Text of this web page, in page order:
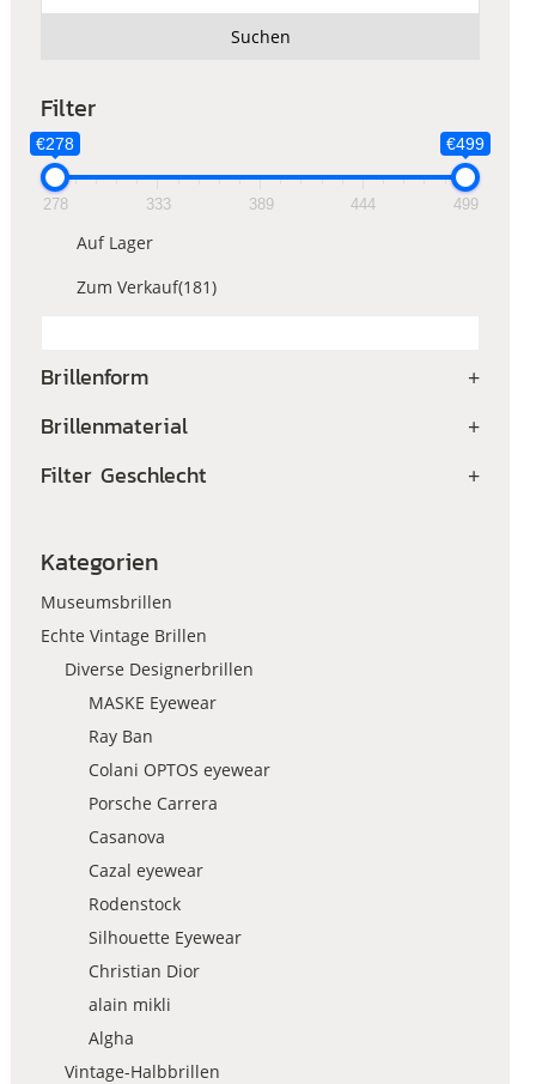
nach:
Suchen
Filter
€278 €499
278 333 389 444 499
Auf Lager
Zum Verkauf(181)
Brillenform +
Brillenmaterial +
Filter Geschlecht +
Kategorien
Museumsbrillen
Echte Vintage Brillen
Diverse Designerbrillen
MASKE Eyewear
Ray Ban
Colani OPTOS eyewear
Porsche Carrera
Casanova
Cazal eyewear
Rodenstock
Silhouette Eyewear
Christian Dior
alain mikli
Algha
Vintage-Halbbrillen